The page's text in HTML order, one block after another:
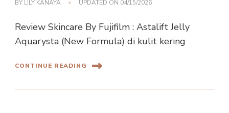
BY LILY KANAYA UPDATED ON 04/15/2026
Review Skincare By Fujifilm : Astalift Jelly
Aquarysta (New Formula) di kulit kering
CONTINUE READING